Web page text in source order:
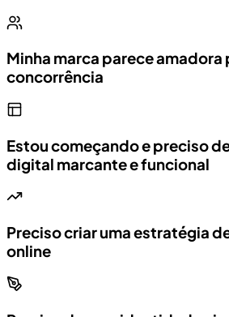
Minha marca parece amadora
concorrência
Estou começando e preciso
digital marcante e funcional
Preciso criar uma estratégia
online